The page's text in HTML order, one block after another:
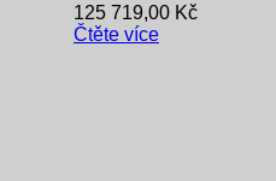
125 719,00 Kč
Čtěte více